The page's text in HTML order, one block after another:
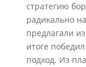
стратегию
радикально
предлагали
итоге
подход. Из